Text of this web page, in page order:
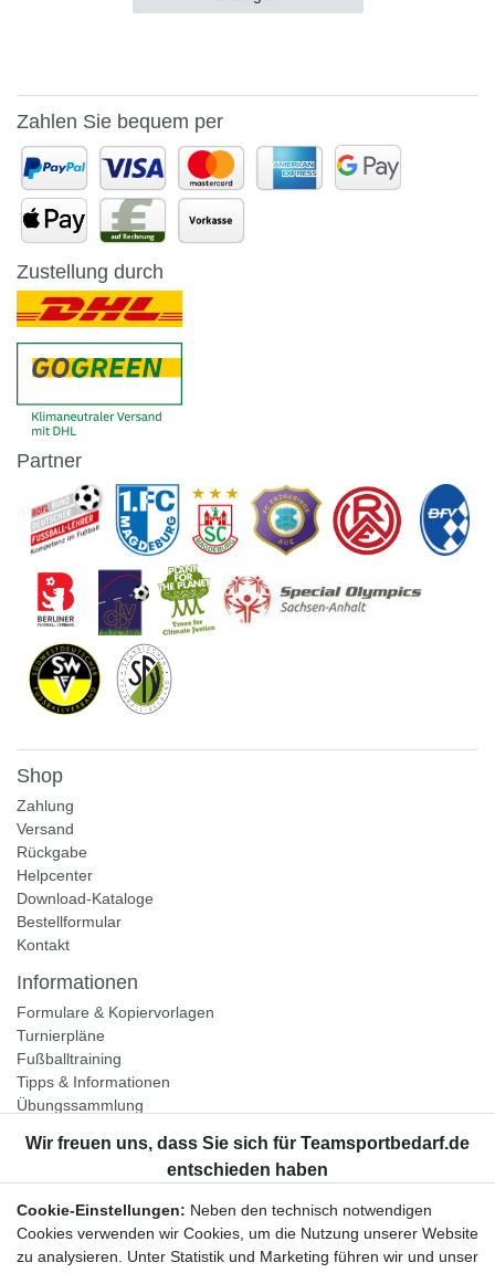
Zahlen Sie bequem per
Zustellung durch
Partner
Shop
Zahlung
Versand
Rückgabe
Helpcenter
Download-Kataloge
Bestellformular
Kontakt
Informationen
Formulare & Kopiervorlagen
Turnierpläne
Fußballtraining
Tipps & Informationen
Übungssammlung
Unternehmen
Widerrufsrecht
Bestellung widerrufen
Cookie-Einstellungen: Neben den technisch notwendigen
Cookies verwenden wir Cookies, um die Nutzung unserer Website
zu analysieren. Unter Statistik und Marketing führen wir und unser